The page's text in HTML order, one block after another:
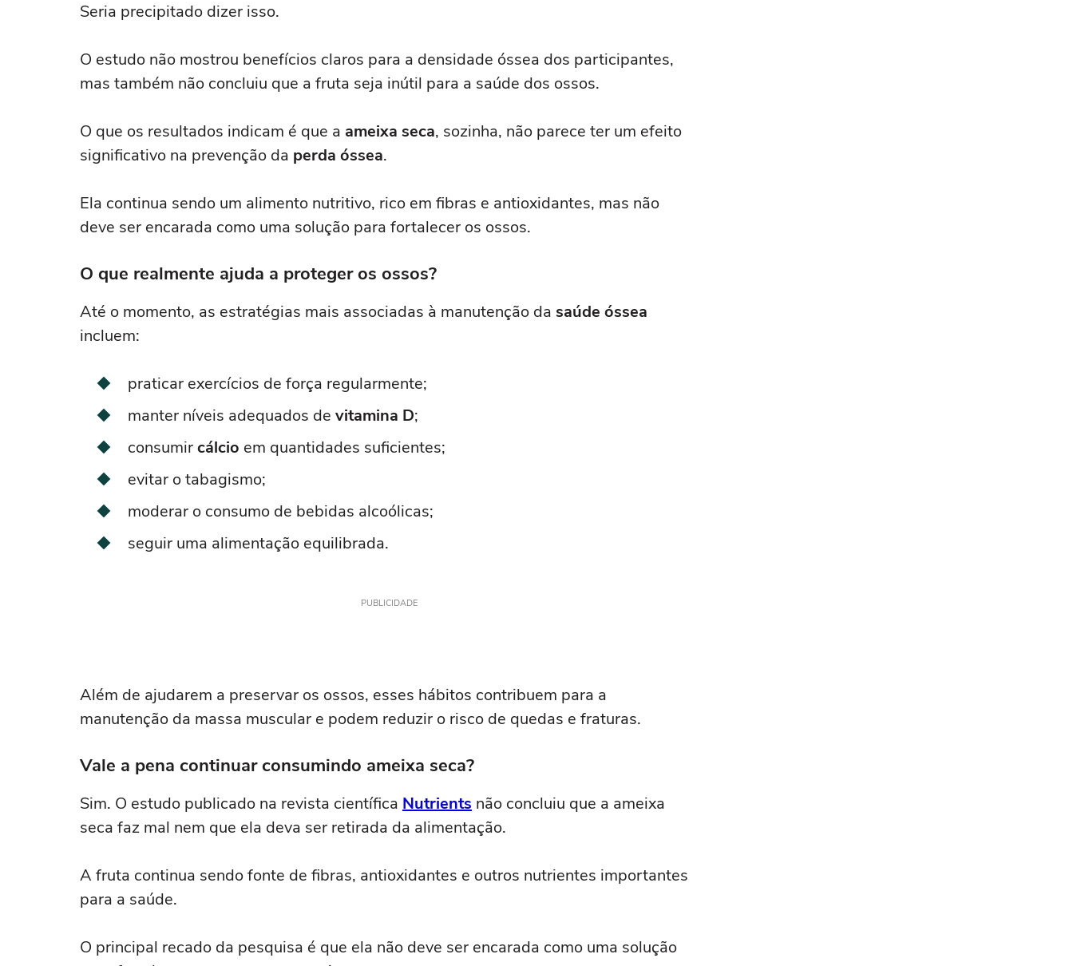
Seria precipitado dizer isso.
O estudo não mostrou benefícios claros para a densidade óssea dos participantes,
mas também não concluiu que a fruta seja inútil para a saúde dos ossos.
O que os resultados indicam é que a ameixa seca, sozinha, não parece ter um efeito
significativo na prevenção da perda óssea.
Ela continua sendo um alimento nutritivo, rico em fibras e antioxidantes, mas não
deve ser encarada como uma solução para fortalecer os ossos.
O que realmente ajuda a proteger os ossos?
Até o momento, as estratégias mais associadas à manutenção da saúde óssea
incluem:
praticar exercícios de força regularmente;
manter níveis adequados de vitamina D;
consumircálcio em quantidades suficientes;
evitar o tabagismo;
moderar o consumo de bebidas alcoólicas;
seguir uma alimentação equilibrada.
PUBLICIDADE
Além de ajudarem a preservar os ossos, esses hábitos contribuem para a
manutenção da massa muscular e podem reduzir o risco de quedas e fraturas.
Vale a pena continuar consumindo ameixa seca?
Sim. O estudo publicado na revista científica Nutrients não concluiu que a ameixa
seca faz mal nem que ela deva ser retirada da alimentação.
A fruta continua sendo fonte de fibras, antioxidantes e outros nutrientes importantes
para a saúde.
O principal recado da pesquisa é que ela não deve ser encarada como uma solução